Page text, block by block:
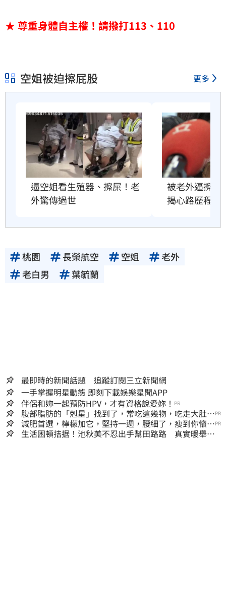
★ 尊重身體自主權！請撥打113、110
空姐被迫擦屁股 更多
逼空姐看生殖器、擦屎！老
外驚傳過世
被老外逼擦屎
揭心路歷程
桃園 長榮航空 空姐
老外
老白男
葉毓蘭
最即時的新聞話題 追蹤訂閱三立新聞網
一手掌握明星動態 即刻下載娛樂星聞APP
伴侶和妳一起預防HPV，才有資格說愛妳！ PR
腹部脂肪的「剋星」找到了，常吃這幾物，吃走大肚
囊，瘦出小蠻腰
PR
減肥首選，檸檬加它，堅持一週，腰細了，瘦到你懷疑
人生
PR
生活困頓拮据！池秋美不忍出手幫田路路 真實暖舉曝